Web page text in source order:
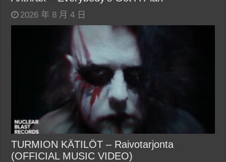
2026 年 8 月 4 日
TURMION KÄTILÖT – Raivotarjonta
(OFFICIAL MUSIC VIDEO)